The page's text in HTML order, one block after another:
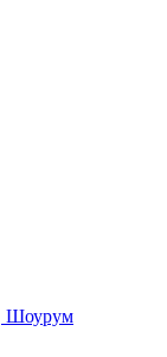
Шоурум